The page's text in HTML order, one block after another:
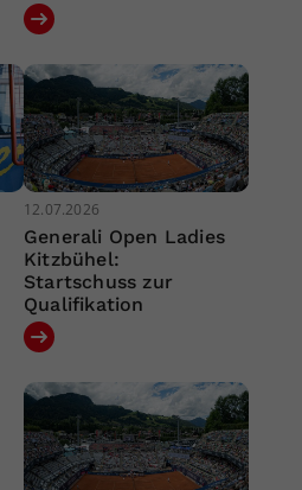
12.07.2026
Generali Open Ladies
Kitzbühel:
Startschuss zur
Qualifikation